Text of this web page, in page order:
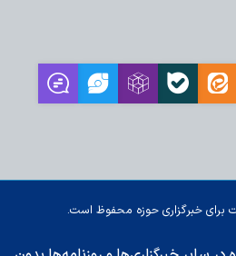
برای خبرگزاری حوزه محفوظ است.